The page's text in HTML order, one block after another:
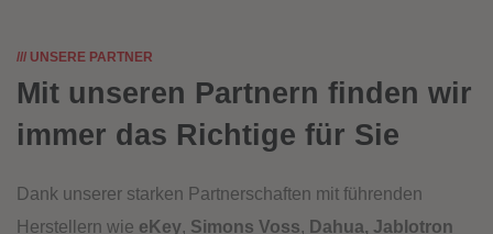
/// UNSERE PARTNER
Mit unseren Partnern finden wir
immer das Richtige für Sie
Dank unserer starken Partnerschaften mit führenden
Herstellern wie eKey, Simons Voss, Dahua, Jablotron